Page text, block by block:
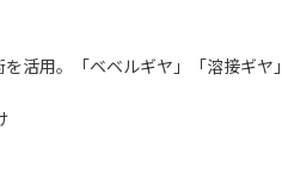
活用。「ベベルギヤ」「溶接ギ